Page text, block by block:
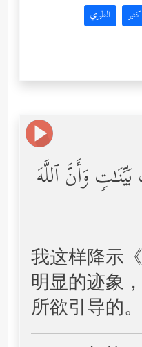
الطبري
وَأَنَّ ٱللَّهَ
我这样降示
明显的迹象
所欲引导的。